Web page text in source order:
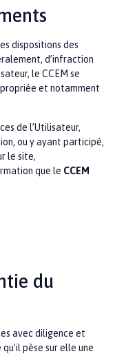
dispositions des
d’infraction
le CCEM se
et notamment
de l’Utilisateur,
ou y ayant participé,
le site,
que le CCEM
du
avec diligence et
pèse sur elle une